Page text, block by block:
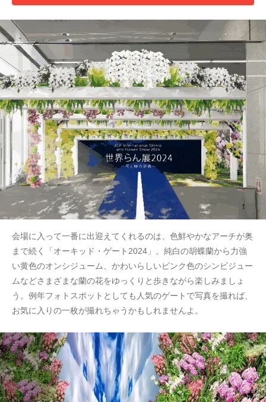
会場に入って一番に出迎えてくれるのは、色鮮やかなアーチが奥
まで続く「オーキッド・ゲート2024」。純白の胡蝶蘭から力強
い黄色のオンシジューム、かわいらしいピンク色のシンビジュー
ムなどさまざまな蘭の花をゆっくりと歩きながら楽しみましょ
う。例年フォトスポットとしても人気のゲートで写真を撮れば、
お気に入りの一枚が撮れちゃうかもしれませんよ。